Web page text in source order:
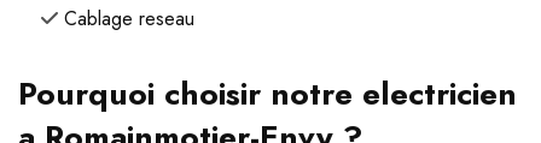
Cablage reseau
Pourquoi choisir notre electricien